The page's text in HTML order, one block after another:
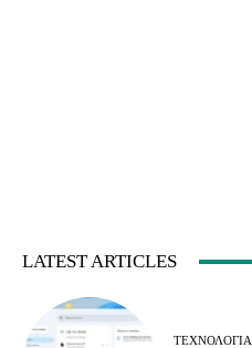
LATEST ARTICLES
ΤΕΧΝΟΛΟΓΊΑ